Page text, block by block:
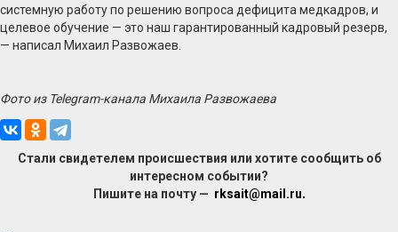
системную работу по решению вопроса дефицита медкадров, и
целевое обучение — это наш гарантированный кадровый резерв,
— написал Михаил Развожаев.
Фото из Telegram-канала Михаила Развожаева
Стали свидетелем происшествия или хотите сообщить об
интересном событии?
Пишите на почту — rksait@mail.ru.